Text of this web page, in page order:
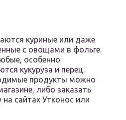
куриные или даже
с овощами в фольге.
особенно
кукуруза и перец.
продукты можно
либо заказать
сайтах Утконос или